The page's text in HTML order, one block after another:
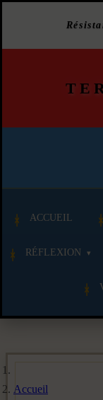
ACCUEIL
RÉFLEXION
Accueil